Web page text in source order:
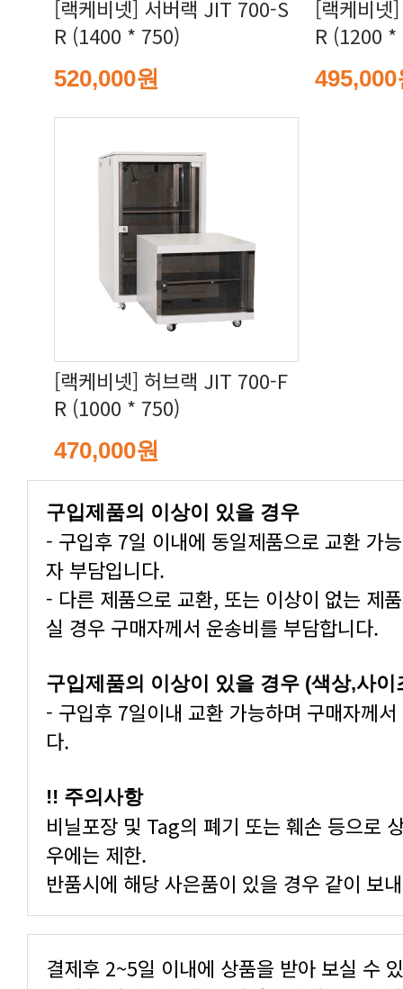
R (1400 * 750)
520,000원
R (1200
495,000
R (1000 * 750)
470,000원
구입제품의 이상이 있을 경우
자 부담입니다.
실 경우 구매자께서 운송비를 부담합니다.
구입제품의 이상이 있을 경우 (색상,사
다.
!! 주의사항
우에는 제한.
반품시에 해당 사은품이 있을 경우 같이 보
결제후 2~5일 이내에 상품을 받아 보실 수